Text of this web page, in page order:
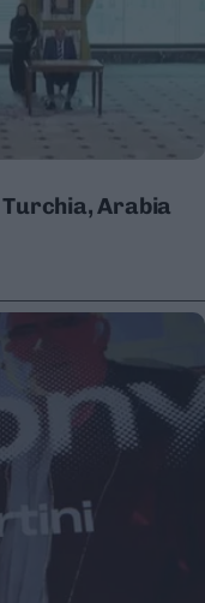
Arabia